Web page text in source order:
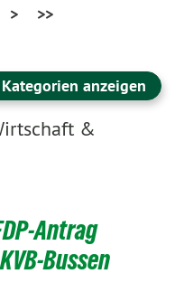
> >>
anzeigen
&
Antrag
Bussen